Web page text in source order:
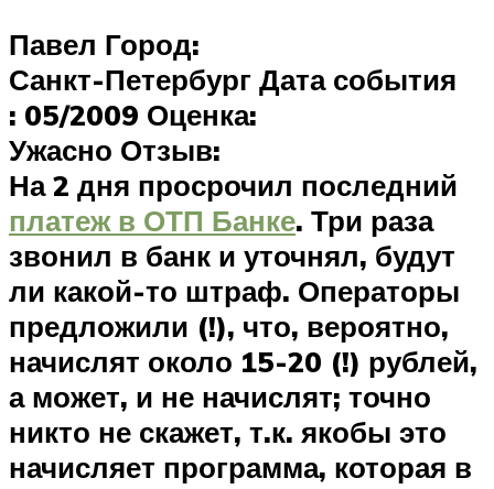
Павел Город:
Санкт-Петербург Дата события
: 05/2009 Оценка:
Ужасно Отзыв:
На 2 дня просрочил последний
платеж в ОТП Банке. Три раза
звонил в банк и уточнял, будут
ли какой-то штраф. Операторы
предложили (!), что, вероятно,
начислят около 15-20 (!) рублей,
а может, и не начислят; точно
никто не скажет, т.к. якобы это
начисляет программа, которая в